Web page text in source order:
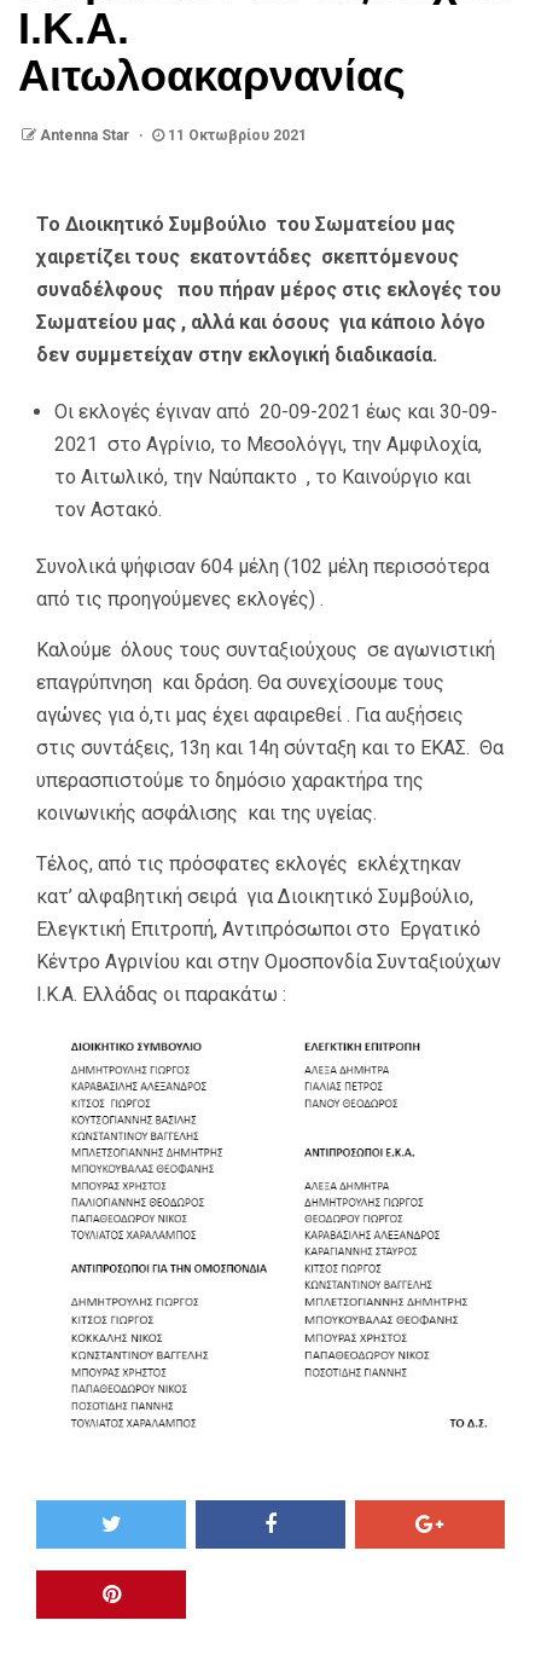
Ι.Κ.Α.
Αιτωλοακαρνανίας
Antenna Star 11 Οκτωβρίου 2021
Το Διοικητικό Συμβούλιο του Σωματείου μας
χαιρετίζει τους εκατοντάδες σκεπτόμενους
συναδέλφους που πήραν μέρος στις εκλογές του
Σωματείου μας , αλλά και όσους για κάποιο λόγο
δεν συμμετείχαν στην εκλογική διαδικασία.
Οι εκλογές έγιναν από 20-09-2021 έως και 30-09-
2021 στο Αγρίνιο, το Μεσολόγγι, την Αμφιλοχία,
το Αιτωλικό, την Ναύπακτο , το Καινούργιο και
τον Αστακό.
Συνολικά ψήφισαν 604 μέλη (102 μέλη περισσότερα
από τις προηγούμενες εκλογές) .
Καλούμε όλους τους συνταξιούχους σε αγωνιστική
επαγρύπνηση και δράση. Θα συνεχίσουμε τους
αγώνες για ό,τι μας έχει αφαιρεθεί . Για αυξήσεις
στις συντάξεις, 13η και 14η σύνταξη και το ΕΚΑΣ. Θα
υπερασπιστούμε το δημόσιο χαρακτήρα της
κοινωνικής ασφάλισης και της υγείας.
Τέλος, από τις πρόσφατες εκλογές εκλέχτηκαν
κατ’ αλφαβητική σειρά για Διοικητικό Συμβούλιο,
Ελεγκτική Επιτροπή, Αντιπρόσωποι στο Εργατικό
Κέντρο Αγρινίου και στην Ομοσπονδία Συνταξιούχων
Ι.Κ.Α. Ελλάδας οι παρακάτω :